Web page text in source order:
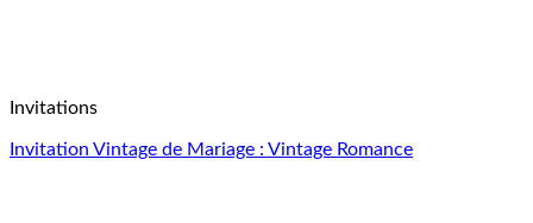
Invitations
Invitation Vintage de Mariage : Vintage Romance